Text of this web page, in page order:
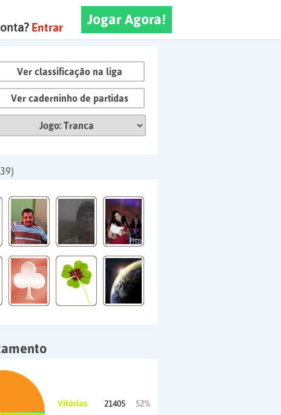
Jogar Agora!
Entrar
Ver classificação na liga
Ver caderninho de partidas
Vitórias 21405
52%